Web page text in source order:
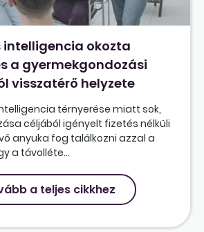
intelligencia okozta
a gyermekgondozási
visszatérő helyzete
térnyerése miatt sok,
céljából igényelt fizetés nélküli
anyuka fog találkozni azzal a
a távolléte...
a teljes cikkhez